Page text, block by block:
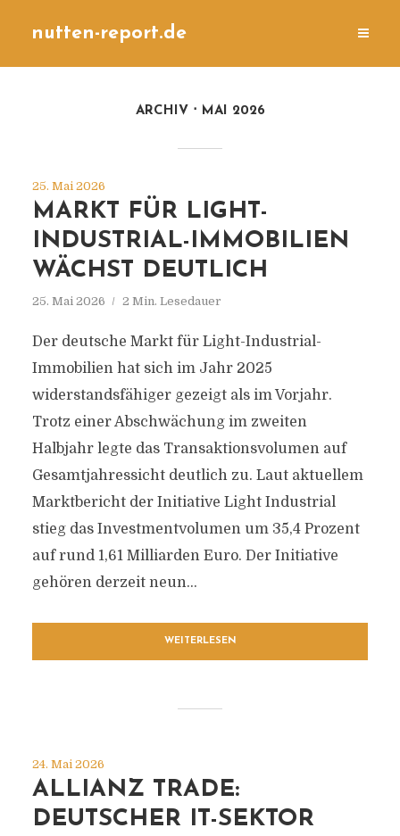
nutten-report.de
ARCHIV MAI 2026
25. Mai 2026
MARKT FÜR LIGHT-
INDUSTRIAL-IMMOBILIEN
WÄCHST DEUTLICH
25. Mai 2026 2 Min. Lesedauer
Der deutsche Markt für Light-Industrial-
Immobilien hat sich im Jahr 2025
widerstandsfähiger gezeigt als im Vorjahr.
Trotz einer Abschwächung im zweiten
Halbjahr legte das Transaktionsvolumen auf
Gesamtjahressicht deutlich zu. Laut aktuellem
Marktbericht der Initiative Light Industrial
stieg das Investmentvolumen um 35,4 Prozent
auf rund 1,61 Milliarden Euro. Der Initiative
gehören derzeit neun...
WEITERLESEN
24. Mai 2026
ALLIANZ TRADE:
DEUTSCHER IT-SEKTOR